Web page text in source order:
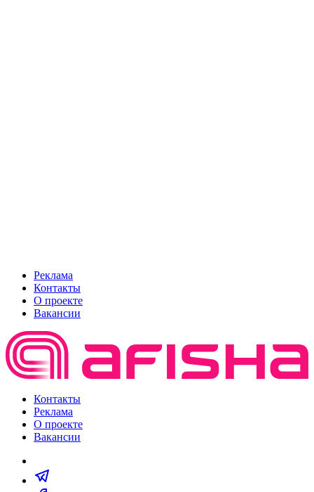
Реклама
Контакты
О проекте
Вакансии
Контакты
Реклама
О проекте
Вакансии